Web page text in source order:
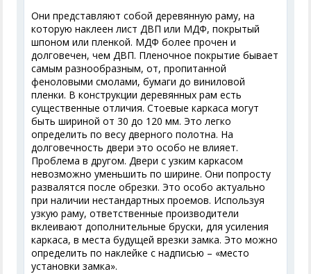
Они представляют собой деревянную раму, на
которую наклеен лист ДВП или МДФ, покрытый
шпоном или пленкой. МДФ более прочен и
долговечен, чем ДВП. Пленочное покрытие бывает
самым разнообразным, от, пропитанной
феноловыми смолами, бумаги до виниловой
пленки. В конструкции деревянных рам есть
существенные отличия. Стоевые каркаса могут
быть шириной от 30 до 120 мм. Это легко
определить по весу дверного полотна. На
долговечность двери это особо не влияет.
Проблема в другом. Двери с узким каркасом
невозможно уменьшить по ширине. Они попросту
развалятся после обрезки. Это особо актуально
при наличии нестандартных проемов. Используя
узкую раму, ответственные производители
вклеивают дополнительные бруски, для усиления
каркаса, в места будущей врезки замка. Это можно
определить по наклейке с надписью – «место
установки замка».